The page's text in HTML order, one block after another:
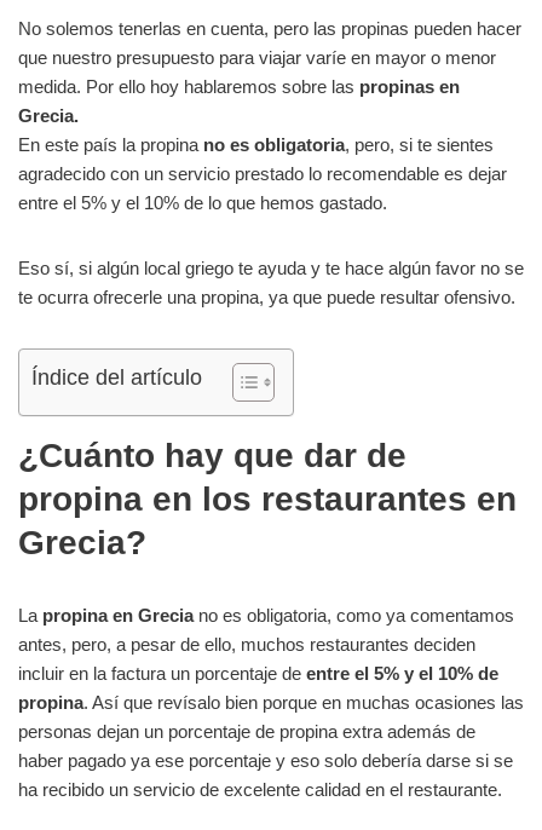
No solemos tenerlas en cuenta, pero las propinas pueden hacer
que nuestro presupuesto para viajar varíe en mayor o menor
medida. Por ello hoy hablaremos sobre las propinas en
Grecia.
En este país la propina no es obligatoria, pero, si te sientes
agradecido con un servicio prestado lo recomendable es dejar
entre el 5% y el 10% de lo que hemos gastado.
Eso sí, si algún local griego te ayuda y te hace algún favor no se
te ocurra ofrecerle una propina, ya que puede resultar ofensivo.
Índice del artículo
¿Cuánto hay que dar de
propina en los restaurantes en
Grecia?
La propina en Greciano es obligatoria, como ya comentamos
antes, pero, a pesar de ello, muchos restaurantes deciden
incluir en la factura un porcentaje de entre el 5% y el 10% de
propina. Así que revísalo bien porque en muchas ocasiones las
personas dejan un porcentaje de propina extra además de
haber pagado ya ese porcentaje y eso solo debería darse si se
ha recibido un servicio de excelente calidad en el restaurante.